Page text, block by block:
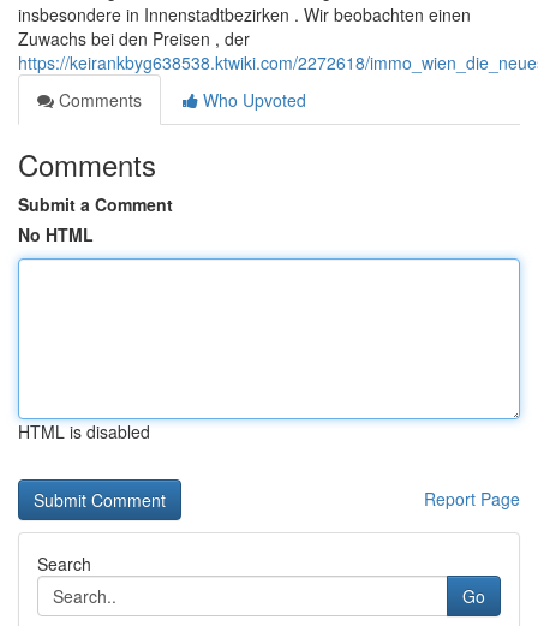
insbesondere in Innenstadtbezirken . Wir beobachten einen
Zuwachs bei den Preisen , der
https://keirankbyg638538.ktwiki.com/2272618/
Comments
Who Upvoted
Comments
Submit a Comment
No HTML
HTML is disabled
Report Page
Search
Go